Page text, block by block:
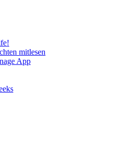
mitlesen
App